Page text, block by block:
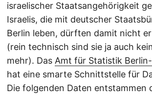
israelischer Staatsangehörigkeit
Israelis, die mit deutscher
Berlin leben, dürften damit nicht
(rein technisch sind sie ja auch
mehr). Das Amt für Statistik
hat eine smarte Schnittstelle für
Die folgenden Daten entstammen